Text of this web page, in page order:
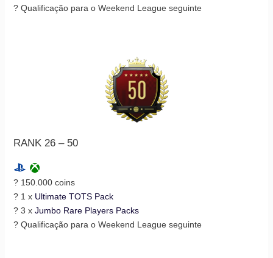
? Qualificação para o Weekend League seguinte
RANK 26 – 50
? 150.000 coins
? 1 x Ultimate TOTS Pack
? 3 x Jumbo Rare Players Packs
? Qualificação para o Weekend League seguinte